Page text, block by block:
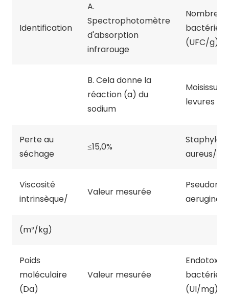
Identification
A.
Spectrophotomètre
d'absorption
infrarouge
Nombre
bactéries
(UFC/g)
B. Cela donne la
réaction (a) du
sodium
levures
Perte au
séchage
≤15,0%
aureus/g
Viscosité
intrinsèque/
Valeur mesurée
(m³/kg)
Poids
moléculaire
(Da)
Valeur mesurée
(UI/mg)